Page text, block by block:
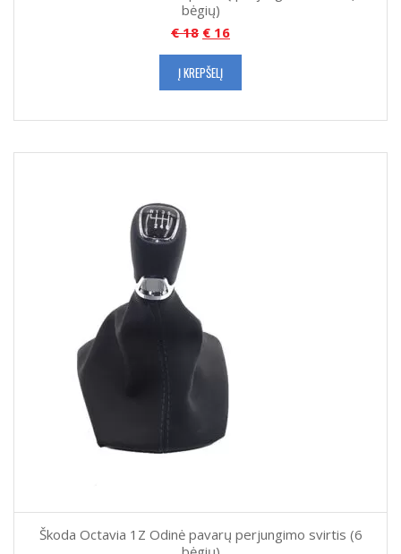
bėgių)
€18 € 16
Į KREPŠELĮ
Škoda Octavia 1Z Odinė pavarų perjungimo svirtis (6